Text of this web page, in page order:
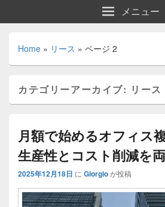
メニュー
Home » リース » ページ 2
カテゴリーアーカイブ: リース
月額で始めるオフィス
生産性とコスト削減を
2025年12月18日 に Giorgioが投稿